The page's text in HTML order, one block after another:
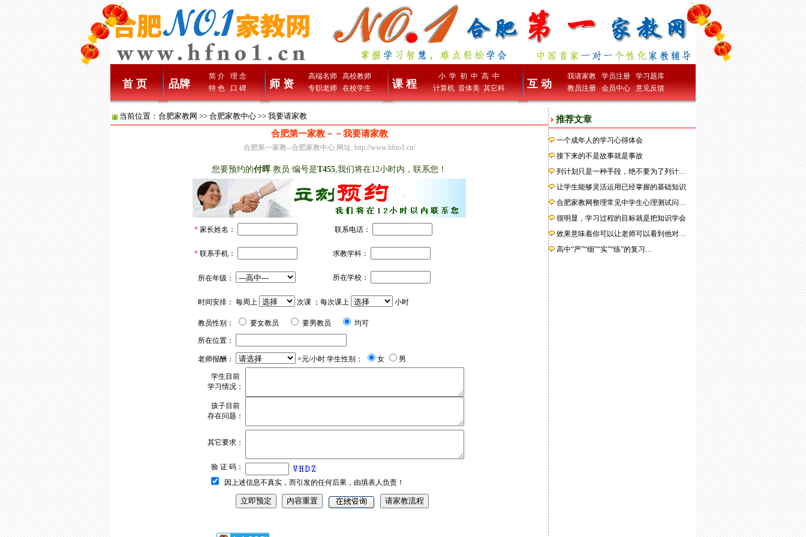
首 页 品牌
简 介
理 念
特 色
口 碑 师 资
高端名师
高校教师
专职老师
在校学生 课 程
小 学 初 中 高 中
计算机 音体美 其它科 互 动
我请家教 学员注册
学习题库
教员注册
会员中心 意见反馈
当前位置： 合肥家教网 >> 合肥家教中心 >> 我要请家教
合肥第一家教－－我要请家教
合肥第一家教--合肥家教中心 网址: http://www.hfno1.cn/
您要预约的付晖教员 编号是T455,我们将在12小时内，联系您！
* 家长姓名： 联系电话：
* 联系手机： 求教学科：
所在年级： 所在学校：
时间安排： 每周上 次课 ；每次课上 小时
教员性别： 要女教员 要男教员 均可
所在位置：
老师报酬： ×元/小时 学生性别： 女 男
学生目前
学习情况：
孩子目前
存在问题：
其它要求：
验 证 码：
因上述信息不真实，而引发的任何后果，由填表人负责！
推荐文章
一个成年人的学习心得体会
接下来的不是故事就是事故
列计划只是一种手段，绝不要为了列计…
让学生能够灵活运用已经掌握的基础知识
合肥家教网整理常见中学生心理测试问…
很明显，学习过程的目标就是把知识学会
效果意味着你可以让老师可以看到他对…
高中“严”“细”“实”“练”的复习…